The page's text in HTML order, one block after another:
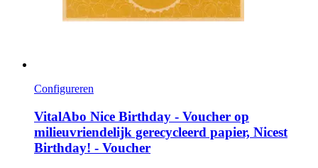
Configureren
VitalAbo Nice Birthday -​ Voucher op
milieuvriendelijk gerecycleerd papier, Nicest
Birthday! -​ Voucher